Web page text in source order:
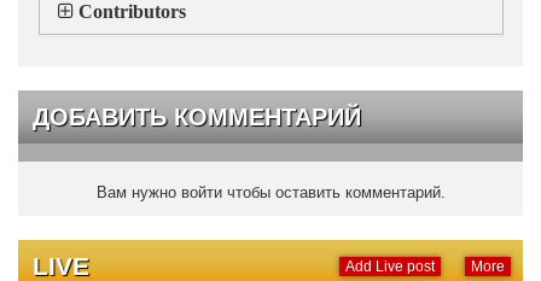
Contributors
ДОБАВИТЬ КОММЕНТАРИЙ
Вам нужно войти чтобы оставить комментарий.
More
Add Live post
LIVE